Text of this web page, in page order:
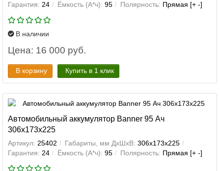
Гарантия: 24 Ёмкость (А*ч): 95 Полярность: Прямая [+ -]
В наличии
Цена: 16 000 руб.
В корзину Купить в 1 клик
Автомобильный аккумулятор Banner 95 Ач
306x173x225
Артикул: 25402 Габариты, мм ДхШхВ: 306x173x225
Гарантия: 24 Ёмкость (А*ч): 95 Полярность: Прямая [+ -]